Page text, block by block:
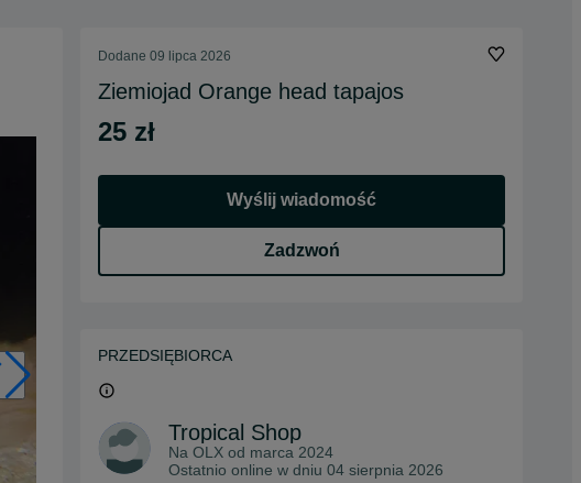
Dodane 09 lipca 2026
Ziemiojad Orange head tapajos
25 zł
Wyślij wiadomość
Zadzwoń
PRZEDSIĘBIORCA
Tropical Shop
Na OLX od marca 2024
Ostatnio online w dniu 04 sierpnia 2026